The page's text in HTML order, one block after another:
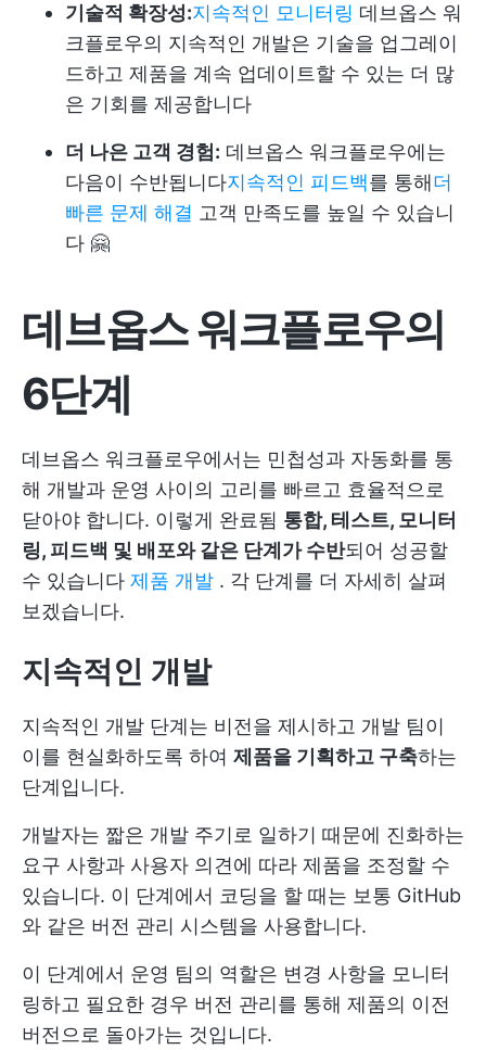
기술적 확장성:지속적인 모니터링 데브옵스 워
크플로우의 지속적인 개발은 기술을 업그레이
드하고 제품을 계속 업데이트할 수 있는 더 많
은 기회를 제공합니다
더 나은 고객 경험: 데브옵스 워크플로우에는
다음이 수반됩니다지속적인 피드백를 통해더
빠른 문제 해결 고객 만족도를 높일 수 있습니
다 🤗
데브옵스 워크플로우의
6단계
데브옵스 워크플로우에서는 민첩성과 자동화를 통
해 개발과 운영 사이의 고리를 빠르고 효율적으로
닫아야 합니다. 이렇게 완료됨 통합, 테스트, 모니터
링, 피드백 및 배포와 같은 단계가 수반되어 성공할
수 있습니다 제품 개발 . 각 단계를 더 자세히 살펴
보겠습니다.
지속적인 개발
지속적인 개발 단계는 비전을 제시하고 개발 팀이
이를 현실화하도록 하여 제품을 기획하고 구축하는
단계입니다.
개발자는 짧은 개발 주기로 일하기 때문에 진화하는
요구 사항과 사용자 의견에 따라 제품을 조정할 수
있습니다. 이 단계에서 코딩을 할 때는 보통 GitHub
와 같은 버전 관리 시스템을 사용합니다.
이 단계에서 운영 팀의 역할은 변경 사항을 모니터
링하고 필요한 경우 버전 관리를 통해 제품의 이전
버전으로 돌아가는 것입니다.